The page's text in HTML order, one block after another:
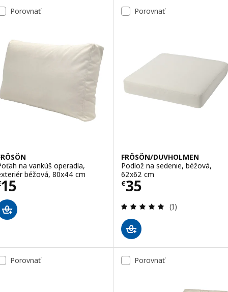
Porovnať
na vankúš operadla,
béžová, 80x44 cm
15 € 15
Porovnať
FRÖSÖN/DUVHOLMEN
Podlož na sedenie, béžová,
62x62 cm
€35
Cena € 35
Prehľad: 5 z 5
(1)
Porovnať Porovnať